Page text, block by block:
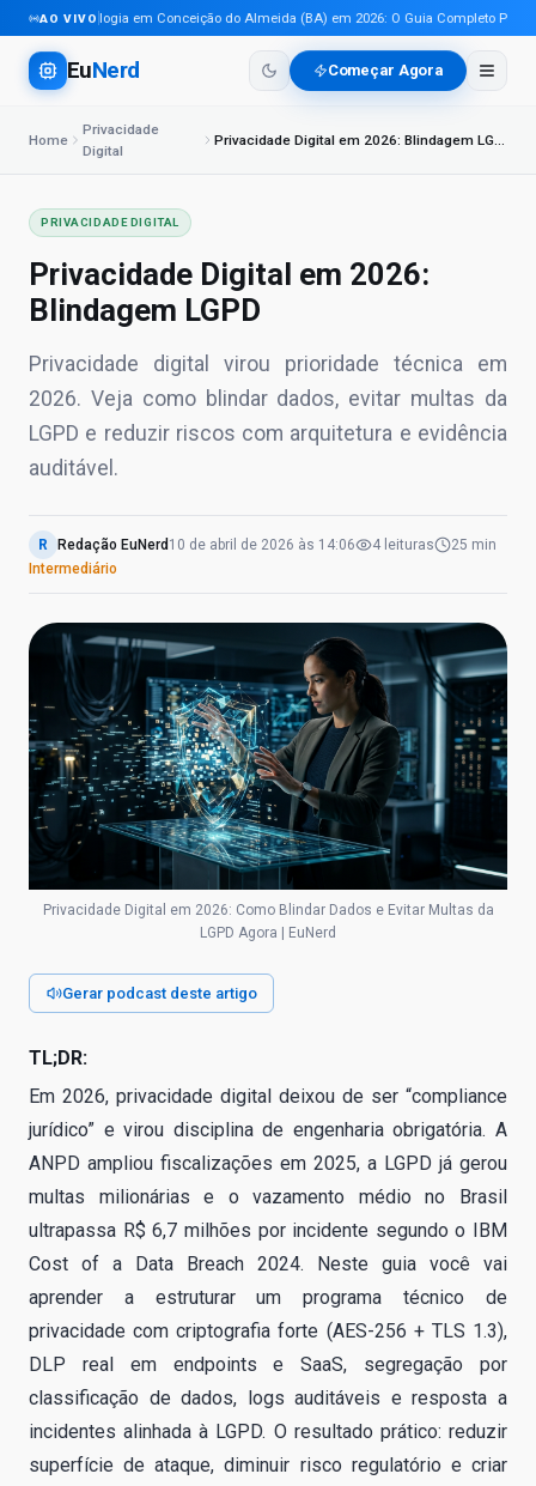
AO VIVO
Tecnologia em Conceição do Almeida (BA) em 2026: O Guia Completo Para
EuNerd Começar Agora
Home
Privacidade
Digital
Privacidade Digital em 2026: Blindagem LGPD
PRIVACIDADE DIGITAL
Privacidade Digital em 2026:
Blindagem LGPD
Privacidade digital virou prioridade técnica em
2026. Veja como blindar dados, evitar multas da
LGPD e reduzir riscos com arquitetura e evidência
auditável.
R Redação EuNerd 10 de abril de 2026 às 14:06 4 leituras
25 min
Intermediário
Privacidade Digital em 2026: Como Blindar Dados e Evitar Multas da
LGPD Agora | EuNerd
Gerar podcast deste artigo
TL;DR:
Em 2026, privacidade digital deixou de ser “compliance
jurídico” e virou disciplina de engenharia obrigatória. A
ANPD ampliou fiscalizações em 2025, a LGPD já gerou
multas milionárias e o vazamento médio no Brasil
ultrapassa R$ 6,7 milhões por incidente segundo o IBM
Cost of a Data Breach 2024. Neste guia você vai
aprender a estruturar um programa técnico de
privacidade com criptografia forte (AES-256 + TLS 1.3),
DLP real em endpoints e SaaS, segregação por
classificação de dados, logs auditáveis e resposta a
incidentes alinhada à LGPD. O resultado prático: reduzir
superfície de ataque, diminuir risco regulatório e criar